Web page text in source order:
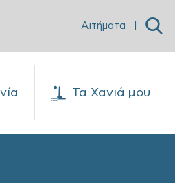
Αιτήματα
Τα Χανιά μου